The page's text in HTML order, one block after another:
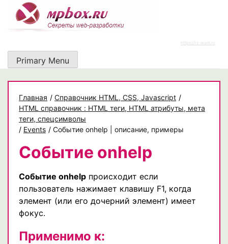
content
https://rz-work.ru
Primary Menu
Главная / Cправочник HTML, CSS, Javascript /
HTML справочник : HTML теги, HTML атрибуты, мета
теги, спецсимволы
/ Events / Событие onhelp | описание, примеры
Событие onhelp
Событие onhelp происходит если
пользователь нажимает клавишу F1, когда
элемент (или его дочерний элемент) имеет
фокус.
Применимо к: